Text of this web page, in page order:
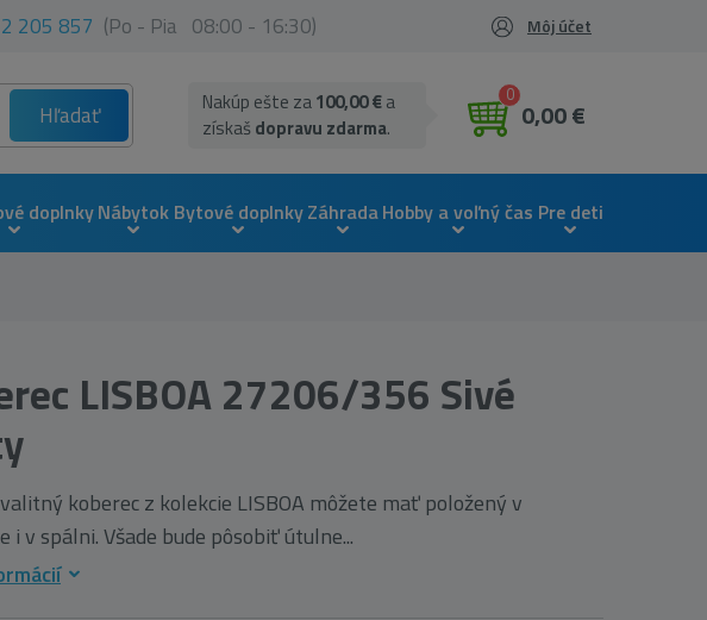
205 857 (Po - Pia 08:00 - 16:30) Môj účet
Hľadať
0
0,00 €
Nakúp ešte za100,00 €a
získaš dopravu zdarma.
doplnkyNábytok Bytové doplnkyZáhradaHobby a voľný čas Pre deti
LISBOA 27206/356 Sivé
koberec z kolekcie LISBOA môžete mať položený v
i v spálni. Všade bude pôsobiť útulne...